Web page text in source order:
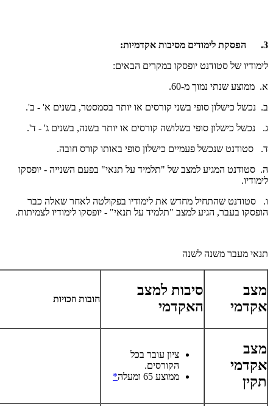
3. הפסקת לימודים מסיבות אקדמיות:
לימודיו של סטודנט יופסקו במקרים הבאים:
א. ממוצע שנתי נמוך מ-60.
ב. נכשל כישלון סופי בשני קורסים או יותר בסמסטר, בשנים א' - ב'.
ג. נכשל כישלון סופי בשלושה קורסים או יותר בשנה, בשנים ג' - ד'.
ד. סטודנט שנכשל פעמיים כישלון סופי באותו קורס חובה.
ה. סטודנט המגיע למצב של "תלמיד על תנאי" בפעם השנייה - יופסקו
לימודיו.
ו. סטודנט שהתחיל מחדש את לימודיו בפקולטה לאחר שאלה כבר
הופסקו בעבר, הגיע למצב "תלמיד על תנאי" - יופסקו לימודיו לצמיתות.
תנאי מעבר משנה לשנה
מצב
אקדמי
סיבות למצב
האקדמי
חובות וזכויות
מצב
אקדמי
תקין
ציון עובר בכל
הקורסים.
ממוצע 65 ומעלה
*